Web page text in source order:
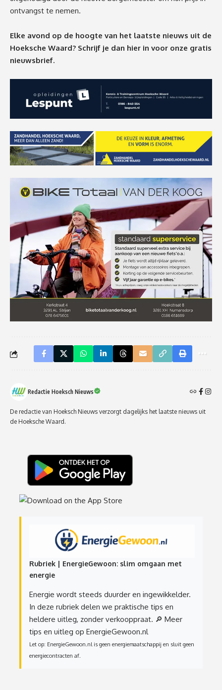
ontvangst te nemen.
Elke avond op de hoogte van het laatste nieuws uit de
Hoeksche Waard? Schrijf je dan hier in voor onze gratis
nieuwsbrief.
Redactie Hoeksch Nieuws
De redactie van Hoeksch Nieuws verzorgt dagelijks het laatste nieuws uit
de Hoeksche Waard.
Rubriek | EnergieGewoon: slim omgaan met
energie
Energie wordt steeds duurder en ingewikkelder.
In deze rubriek delen we praktische tips en
heldere uitleg, zonder verkooppraat. 🔎 Meer
tips en uitleg op EnergieGewoon.nl
Let op: EnergieGewoon.nl is geen energiemaatschappij en sluit geen
energiecontracten af.